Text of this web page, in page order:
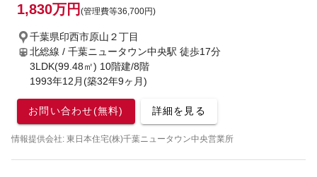
1,830万円 (管理費等36,700円)
千葉県印西市原山２丁目
北総線 / 千葉ニュータウン中央駅 徒歩17分
3LDK(99.48㎡) 10階建/8階
1993年12月(築32年9ヶ月)
お問い合わせ(無料) 詳細を見る
情報提供会社: 東日本住宅(株)千葉ニュータウン中央営業所